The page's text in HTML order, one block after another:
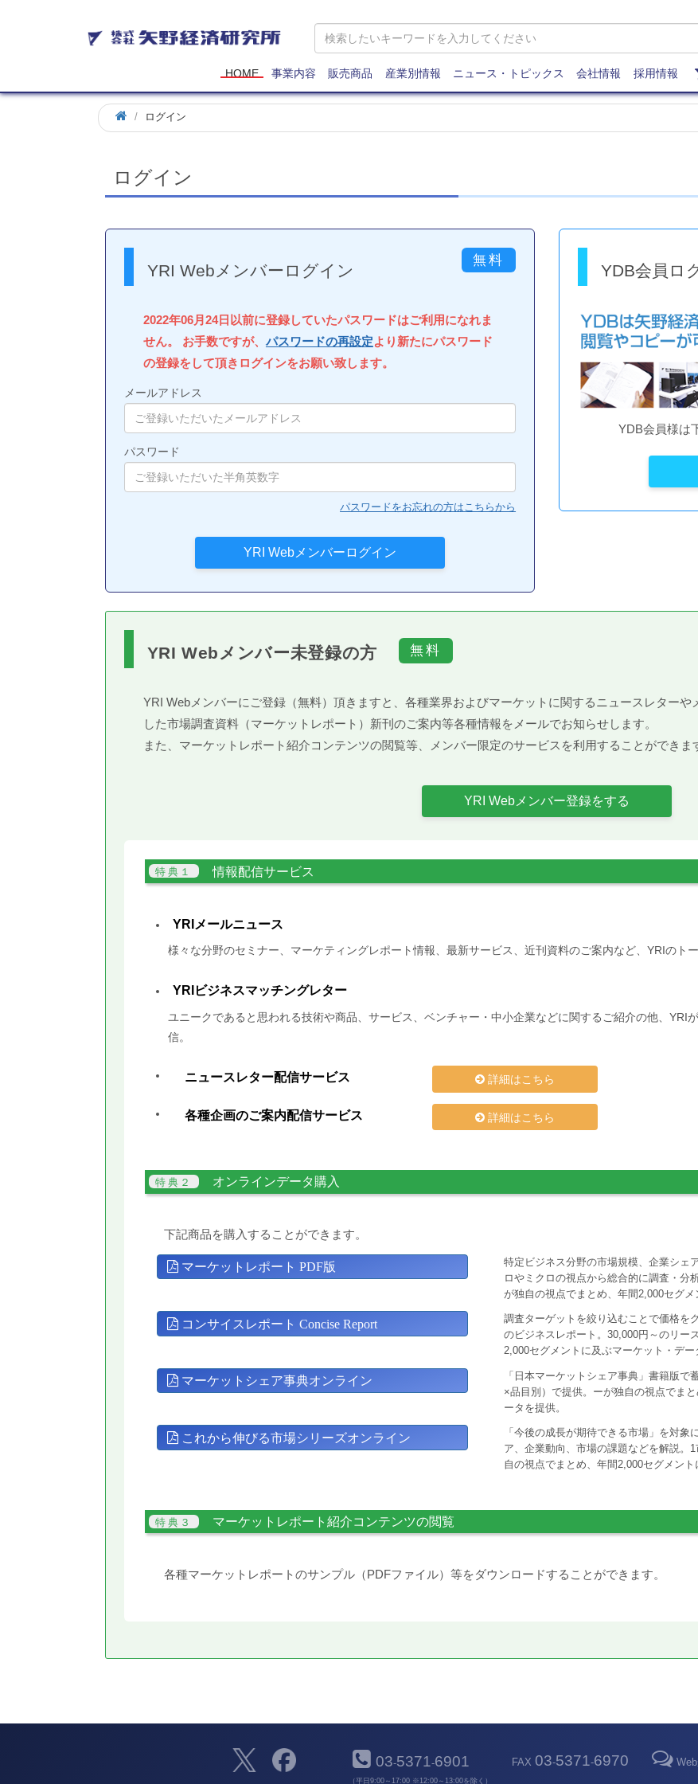
矢
野
研
究
所
HOME 事業内容 販売商品 産業別情報 ニュース・トピックス 会社情報 採用情報
ログイン
ログイン
YRI Webメンバーログイン
2022年06月24日以前に登録していたパスワードはご利用になれま
せん。 お手数ですが、 パスワードの再設定より新たにパスワード
の登録をして頂きログインをお願い致します。
メールアドレス
パスワード
パスワードをお忘れの方はこちらから
YDB会員ロ
YDB会員様は
YRI Webメンバー未登録の方
YRI Webメンバーにご登録（無料）頂きますと、各種業界およびマーケットに関するニュースレター
した市場調査資料（マーケットレポート）新刊のご案内等各種情報をメールでお知らせします。
また、マーケットレポート紹介コンテンツの閲覧等、メンバー限定のサービスを利用することができま
YRI Webメンバー登録をする
情報配信サービス
YRIメールニュース
様々な分野のセミナー、マーケティングレポート情報、最新サービス、近刊資料のご案内など、YRIのト
YRIビジネスマッチングレター
ユニークであると思われる技術や商品、サービス、ベンチャー・中小企業などに関するご紹介の他、YRI
信。
ニュースレター配信サービス 詳細はこちら
各種企画のご案内配信サービス 詳細はこちら
オンラインデータ購入
下記商品を購入することができます。
マーケットレポート PDF版
特定ビジネス分野の市場規模、企業シェ
ロやミクロの視点から総合的に調査・分
が独自の視点でまとめ、年間2,000セグ
コンサイスレポート Concise Report
調査ターゲットを絞り込むことで価格を
のビジネスレポート。30,000円～のリー
2,000セグメントに及ぶマーケット・デー
マーケットシェア事典オンライン
「日本マーケットシェア事典」書籍版
×品目別）で提供。ーが独自の視点でま
ータを提供。
これから伸びる市場シリーズオンライン
「今後の成長が期待できる市場」を対
ア、企業動向、市場の課題などを解説。
自の視点でまとめ、年間2,000セグメン
マーケットレポート紹介コンテンツの閲覧
各種マーケットレポートのサンプル（PDFファイル）等をダウンロードすることができます。
03-5371-6901
（平日9:00～17:00 ※12:00～13:00を除く）
FAX 03-5371-6970